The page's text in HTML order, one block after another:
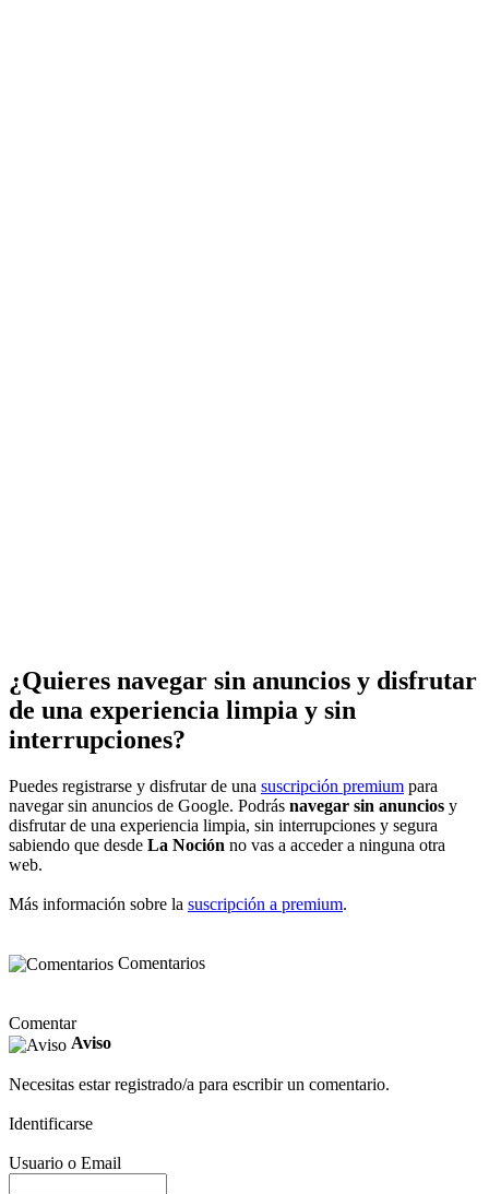
¿Quieres navegar sin anuncios y disfrutar
de una experiencia limpia y sin
interrupciones?
Puedes registrarse y disfrutar de una suscripción premium para
navegar sin anuncios de Google. Podrás navegar sin anuncios y
disfrutar de una experiencia limpia, sin interrupciones y segura
sabiendo que desde La Noción no vas a acceder a ninguna otra
web.
Más información sobre la suscripción a premium.
Comentarios
Comentar
Aviso
Necesitas estar registrado/a para escribir un comentario.
Identificarse
Usuario o Email